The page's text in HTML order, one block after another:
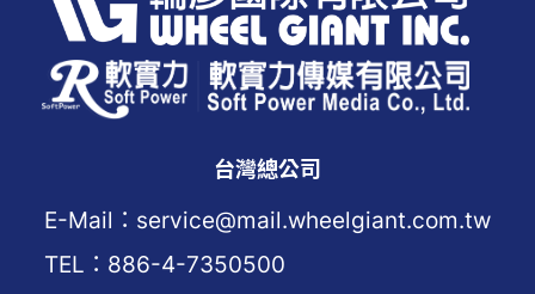
台灣總公司
E-Mail：service@mail.wheelgiant.com.tw
TEL：886-4-7350500